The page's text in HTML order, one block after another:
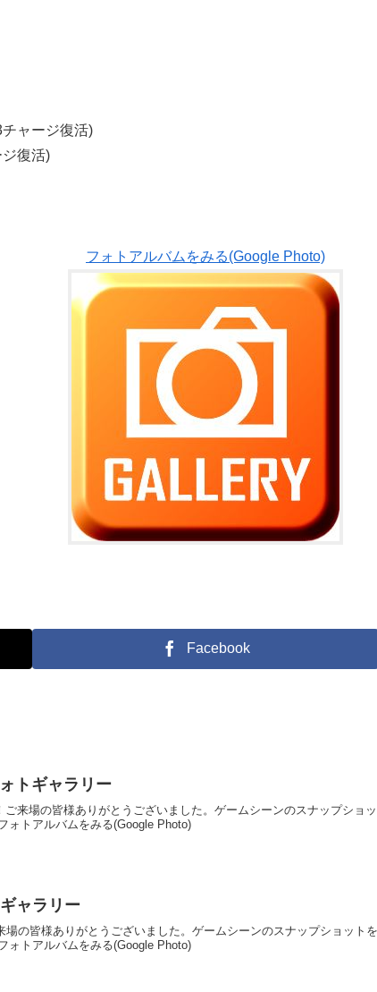
ャージ復活)
復活)
フォトアルバムをみる(Google Photo)
Facebook
トギャラリー
ご来場の皆様ありがとうございました。ゲームシーンのスナップショ
ォトアルバムをみる(Google Photo)
ャラリー
場の皆様ありがとうございました。ゲームシーンのスナップショッ
ォトアルバムをみる(Google Photo)